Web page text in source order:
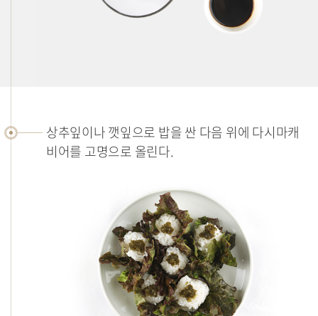
상추잎이나 깻잎으로 밥을 싼 다음 위에 다시마캐
비어를 고명으로 올린다.